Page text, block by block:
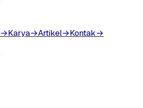
→Karya→Artikel→Kontak→